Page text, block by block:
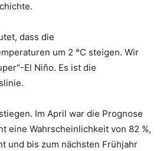
dass die
um 2 °C steigen. Wir
El Niño. Es ist die
Im April war die Prognose
eine Wahrscheinlichkeit von 82 %,
und bis zum nächsten Frühjahr